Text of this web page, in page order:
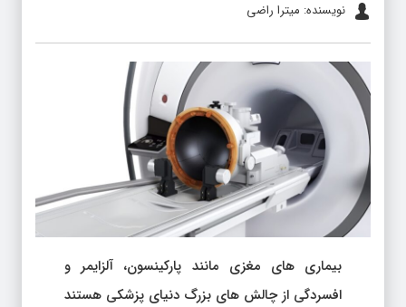
نویسنده: میترا راضی
بیماری های مغزی مانند پارکینسون، آلزایمر و
افسردگی از چالش های بزرگ دنیای پزشکی هستند